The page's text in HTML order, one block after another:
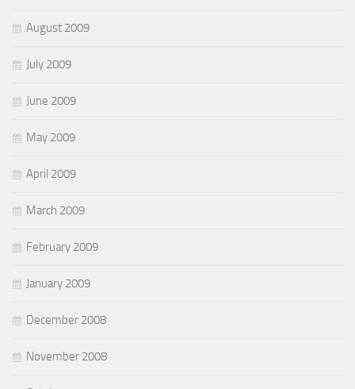
August 2009
July 2009
June 2009
May 2009
April 2009
March 2009
February 2009
January 2009
December 2008
November 2008